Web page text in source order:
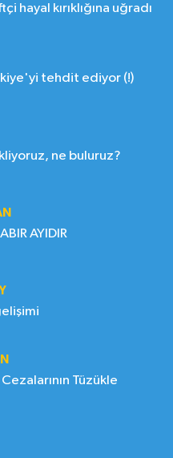
hayal kırıklığına uğradı
tehdit ediyor (!)
ne buluruz?
AYIDIR
Tüzükle